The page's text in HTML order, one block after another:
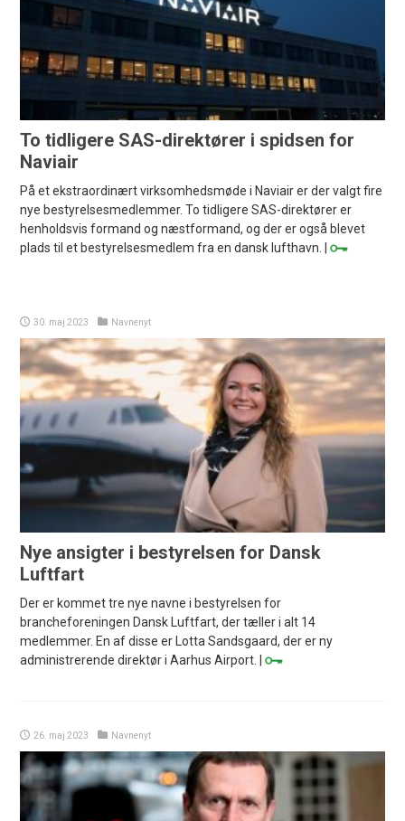
To tidligere SAS-direktører i spidsen for
Naviair
På et ekstraordinært virksomhedsmøde i Naviair er der valgt fire
nye bestyrelsesmedlemmer. To tidligere SAS-direktører er
henholdsvis formand og næstformand, og der er også blevet
plads til et bestyrelsesmedlem fra en dansk lufthavn. |
30. maj 2023 Navnenyt
Nye ansigter i bestyrelsen for Dansk
Luftfart
Der er kommet tre nye navne i bestyrelsen for
brancheforeningen Dansk Luftfart, der tæller i alt 14
medlemmer. En af disse er Lotta Sandsgaard, der er ny
administrerende direktør i Aarhus Airport. |
26. maj 2023 Navnenyt